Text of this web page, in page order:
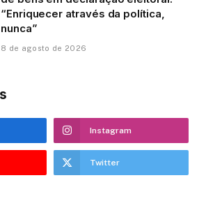
“Enriquecer através da política,
nunca”
8 de agosto de 2026
Instagram
Twitter